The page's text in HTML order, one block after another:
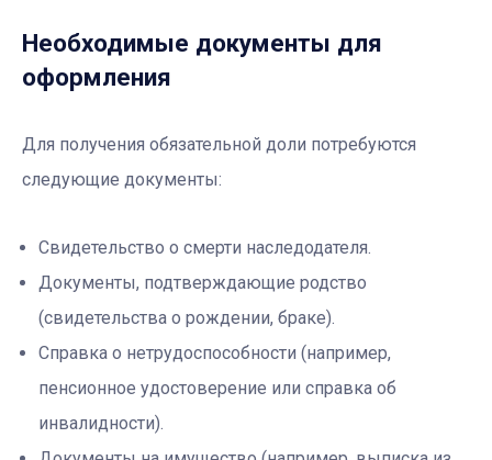
Необходимые документы для
оформления
Для получения обязательной доли потребуются
следующие документы:
Свидетельство о смерти наследодателя.
Документы, подтверждающие родство
(свидетельства о рождении, браке).
Справка о нетрудоспособности (например,
пенсионное удостоверение или справка об
инвалидности).